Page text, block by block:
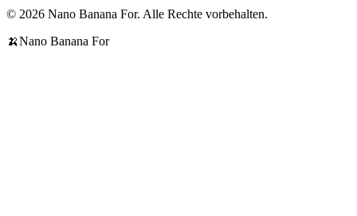
© 2026 Nano Banana For. Alle Rechte vorbehalten.
🍌Nano Banana For